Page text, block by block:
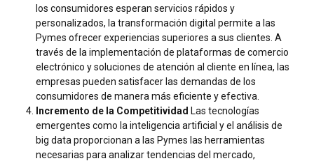
los consumidores esperan servicios rápidos y
personalizados, la transformación digital permite a las
Pymes ofrecer experiencias superiores a sus clientes. A
través de la implementación de plataformas de comercio
electrónico y soluciones de atención al cliente en línea, las
empresas pueden satisfacer las demandas de los
consumidores de manera más eficiente y efectiva.
Incremento de la Competitividad Las tecnologías
emergentes como la inteligencia artificial y el análisis de
big data proporcionan a las Pymes las herramientas
necesarias para analizar tendencias del mercado,